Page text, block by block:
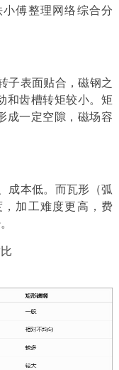
傅整理网络综合分
表面贴合，磁钢之
和齿槽转矩较小。矩
成一定空隙，磁场容
本低。而瓦形（弧
加工难度更高，费